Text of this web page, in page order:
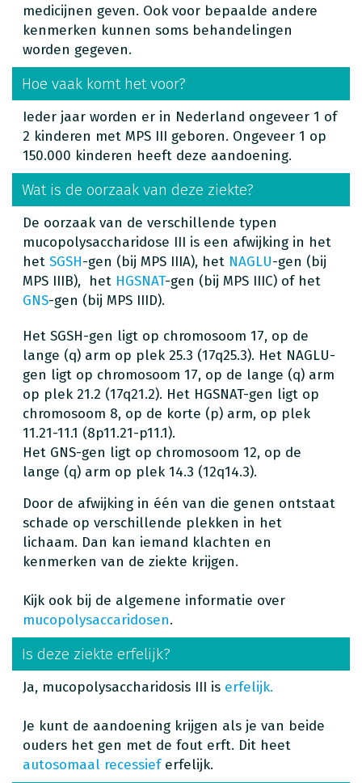
medicijnen geven. Ook voor bepaalde andere
kenmerken kunnen soms behandelingen
worden gegeven.
Hoe vaak komt het voor?
Ieder jaar worden er in Nederland ongeveer 1 of
2 kinderen met MPS III geboren. Ongeveer 1 op
150.000 kinderen heeft deze aandoening.
Wat is de oorzaak van deze ziekte?
De oorzaak van de verschillende typen
mucopolysaccharidose III is een afwijking in het
het SGSH-gen (bij MPS IIIA), het NAGLU-gen (bij
MPS IIIB), het HGSNAT-gen (bij MPS IIIC) of het
GNS-gen (bij MPS IIID).
Het SGSH-gen ligt op chromosoom 17, op de
lange (q) arm op plek 25.3 (17q25.3). Het NAGLU-
gen ligt op chromosoom 17, op de lange (q) arm
op plek 21.2 (17q21.2). Het HGSNAT-gen ligt op
chromosoom 8, op de korte (p) arm, op plek
11.21-11.1 (8p11.21-p11.1).
Het GNS-gen ligt op chromosoom 12, op de
lange (q) arm op plek 14.3 (12q14.3).
Door de afwijking in één van die genen ontstaat
schade op verschillende plekken in het
lichaam. Dan kan iemand klachten en
kenmerken van de ziekte krijgen.
Kijk ook bij de algemene informatie over
mucopolysaccaridosen.
Is deze ziekte erfelijk?
Ja, mucopolysaccharidosis III is erfelijk.
Je kunt de aandoening krijgen als je van beide
ouders het gen met de fout erft. Dit heet
autosomaal recessieferfelijk.